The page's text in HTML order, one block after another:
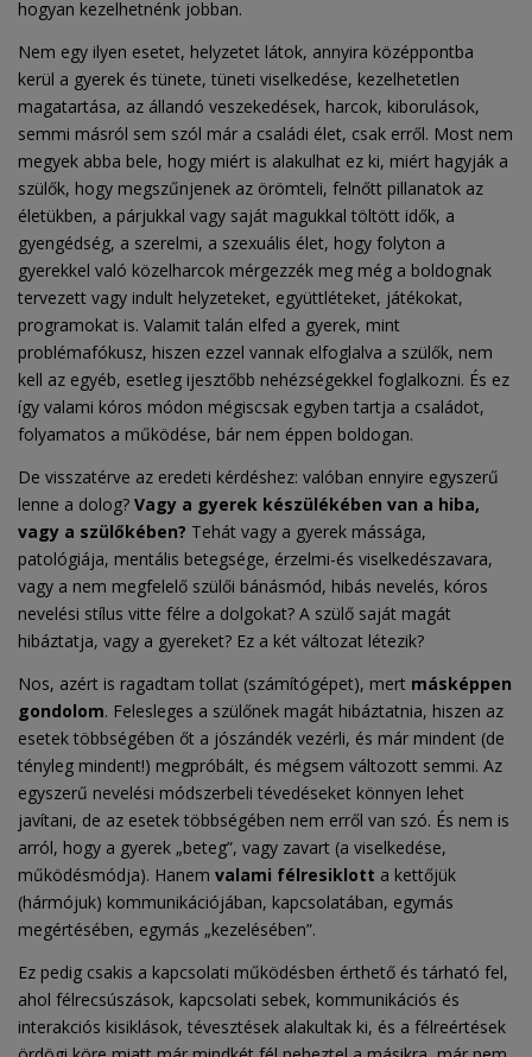
hogyan kezelhetnénk jobban.
Nem egy ilyen esetet, helyzetet látok, annyira középpontba
kerül a gyerek és tünete, tüneti viselkedése, kezelhetetlen
magatartása, az állandó veszekedések, harcok, kiborulások,
semmi másról sem szól már a családi élet, csak erről. Most nem
megyek abba bele, hogy miért is alakulhat ez ki, miért hagyják a
szülők, hogy megszűnjenek az örömteli, felnőtt pillanatok az
életükben, a párjukkal vagy saját magukkal töltött idők, a
gyengédség, a szerelmi, a szexuális élet, hogy folyton a
gyerekkel való közelharcok mérgezzék meg még a boldognak
tervezett vagy indult helyzeteket, együttléteket, játékokat,
programokat is. Valamit talán elfed a gyerek, mint
problémafókusz, hiszen ezzel vannak elfoglalva a szülők, nem
kell az egyéb, esetleg ijesztőbb nehézségekkel foglalkozni. És ez
így valami kóros módon mégiscsak egyben tartja a családot,
folyamatos a működése, bár nem éppen boldogan.
De visszatérve az eredeti kérdéshez: valóban ennyire egyszerű
lenne a dolog? Vagy a gyerek készülékében van a hiba,
vagy a szülőkében? Tehát vagy a gyerek mássága,
patológiája, mentális betegsége, érzelmi-és viselkedészavara,
vagy a nem megfelelő szülői bánásmód, hibás nevelés, kóros
nevelési stílus vitte félre a dolgokat? A szülő saját magát
hibáztatja, vagy a gyereket? Ez a két változat létezik?
Nos, azért is ragadtam tollat (számítógépet), mert másképpen
gondolom. Felesleges a szülőnek magát hibáztatnia, hiszen az
esetek többségében őt a jószándék vezérli, és már mindent (de
tényleg mindent!) megpróbált, és mégsem változott semmi. Az
egyszerű nevelési módszerbeli tévedéseket könnyen lehet
javítani, de az esetek többségében nem erről van szó. És nem is
arról, hogy a gyerek „beteg”, vagy zavart (a viselkedése,
működésmódja). Hanem valami félresiklott a kettőjük
(hármójuk) kommunikációjában, kapcsolatában, egymás
megértésében, egymás „kezelésében”.
Ez pedig csakis a kapcsolati működésben érthető és tárható fel,
ahol félrecsúszások, kapcsolati sebek, kommunikációs és
interakciós kisiklások, tévesztések alakultak ki, és a félreértések